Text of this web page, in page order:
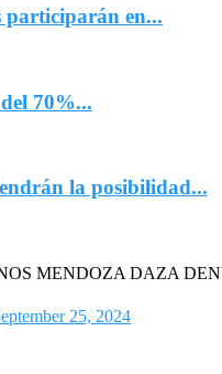
participarán en...
70%...
la posibilidad...
MENDOZA DAZA
25, 2024